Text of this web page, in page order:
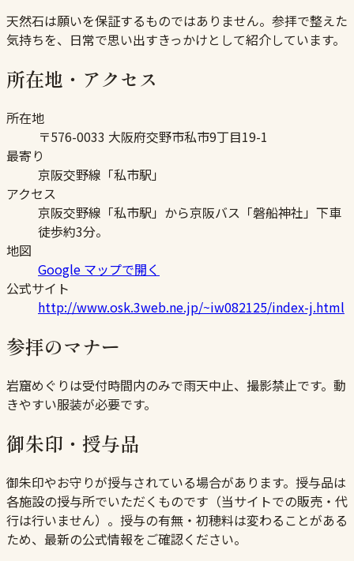
天然石は願いを保証するものではありません。参拝で整えた
気持ちを、日常で思い出すきっかけとして紹介しています。
所在地・アクセス
所在地
〒576-0033 大阪府交野市私市9丁目19-1
最寄り
京阪交野線「私市駅」
アクセス
京阪交野線「私市駅」から京阪バス「磐船神社」下車
徒歩約3分。
地図
Google マップで開く
公式サイト
http://www.osk.3web.ne.jp/~iw082125/index-j.html
参拝のマナー
岩窟めぐりは受付時間内のみで雨天中止、撮影禁止です。動
きやすい服装が必要です。
御朱印・授与品
御朱印やお守りが授与されている場合があります。授与品は
各施設の授与所でいただくものです（当サイトでの販売・代
行は行いません）。授与の有無・初穂料は変わることがある
ため、最新の公式情報をご確認ください。